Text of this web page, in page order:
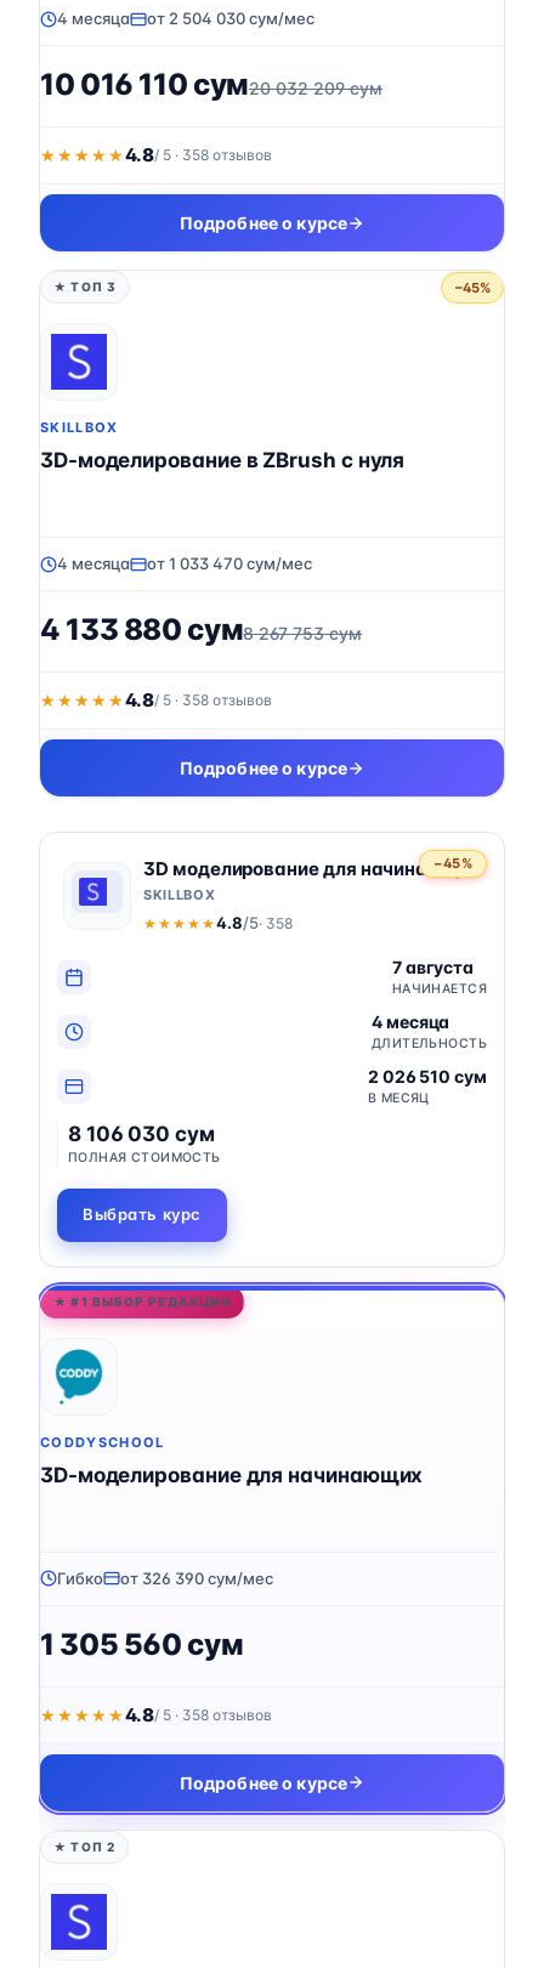
4 месяца от 2 504 030 сум/мес
10 016 110 сум20 032 209 сум
★★★★★
★★★★★4.8/ 5 · 358 отзывов
Подробнее о курсе
★ ТОП 3 −45%
SKILLBOX
3D-моделирование в ZBrush с нуля
4 месяца от 1 033 470 сум/мес
4 133 880 сум8 267 753 сум
★★★★★
★★★★★4.8/ 5 · 358 отзывов
Подробнее о курсе
−45%
3D моделирование для начинающих
SKILLBOX
★★★★★
★★★★★4.8/5· 358
7 августа
НАЧИНАЕТСЯ
4 месяца
ДЛИТЕЛЬНОСТЬ
2 026 510 сум
В МЕСЯЦ
8 106 030 сум
ПОЛНАЯ СТОИМОСТЬ
Выбрать курс
★ #1 ВЫБОР РЕДАКЦИИ
CODDYSCHOOL
3D-моделирование для начинающих
Гибко от 326 390 сум/мес
1 305 560 сум
★★★★★
★★★★★4.8/ 5 · 358 отзывов
Подробнее о курсе
★ ТОП 2